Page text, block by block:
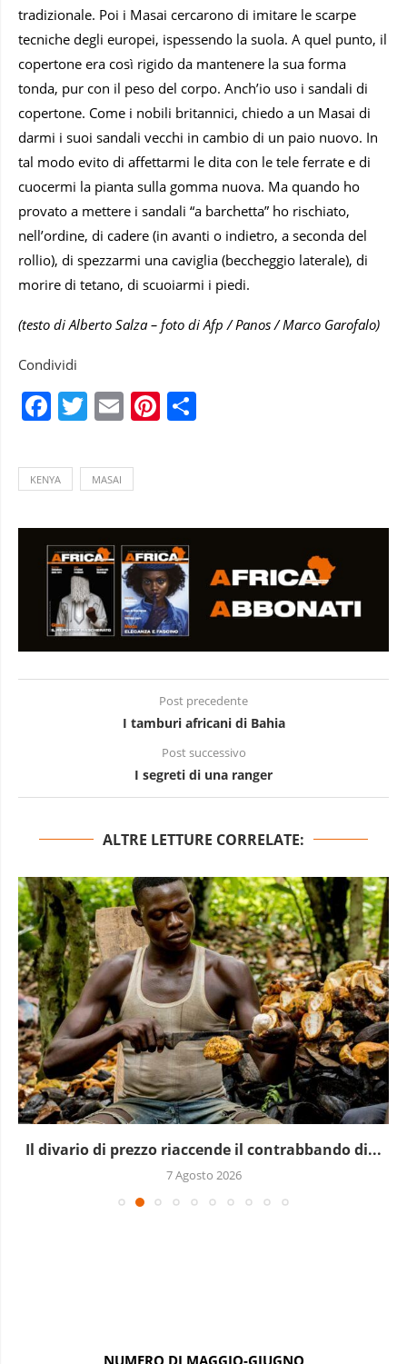
tradizionale. Poi i Masai cercarono di imitare le scarpe
tecniche degli europei, ispessendo la suola. A quel punto, il
copertone era così rigido da mantenere la sua forma
tonda, pur con il peso del corpo. Anch’io uso i sandali di
copertone. Come i nobili britannici, chiedo a un Masai di
darmi i suoi sandali vecchi in cambio di un paio nuovo. In
tal modo evito di affettarmi le dita con le tele ferrate e di
cuocermi la pianta sulla gomma nuova. Ma quando ho
provato a mettere i sandali “a barchetta” ho rischiato,
nell’ordine, di cadere (in avanti o indietro, a seconda del
rollio), di spezzarmi una caviglia (beccheggio laterale), di
morire di tetano, di scuoiarmi i piedi.
(testo di Alberto Salza – foto di Afp / Panos / Marco Garofalo)
Condividi
Facebook
Twitter
EmailPinterest
KENYA MASAI
Post precedente
I tamburi africani di Bahia
Post successivo
I segreti di una ranger
ALTRE LETTURE CORRELATE:
Il divario di prezzo riaccende il contrabbando di...
7 Agosto 2026